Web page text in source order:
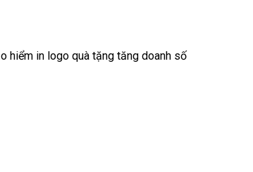
hiểm in logo quà tặng tăng doanh số